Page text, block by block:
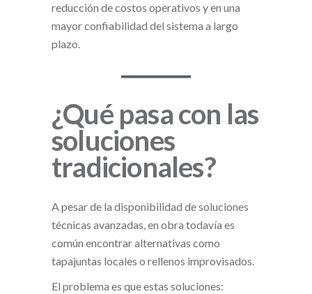
reducción de costos operativos y en una
mayor confiabilidad del sistema a largo
plazo.
¿Qué pasa con las
soluciones
tradicionales?
A pesar de la disponibilidad de soluciones
técnicas avanzadas, en obra todavía es
común encontrar alternativas como
tapajuntas locales o rellenos improvisados.
El problema es que estas soluciones: